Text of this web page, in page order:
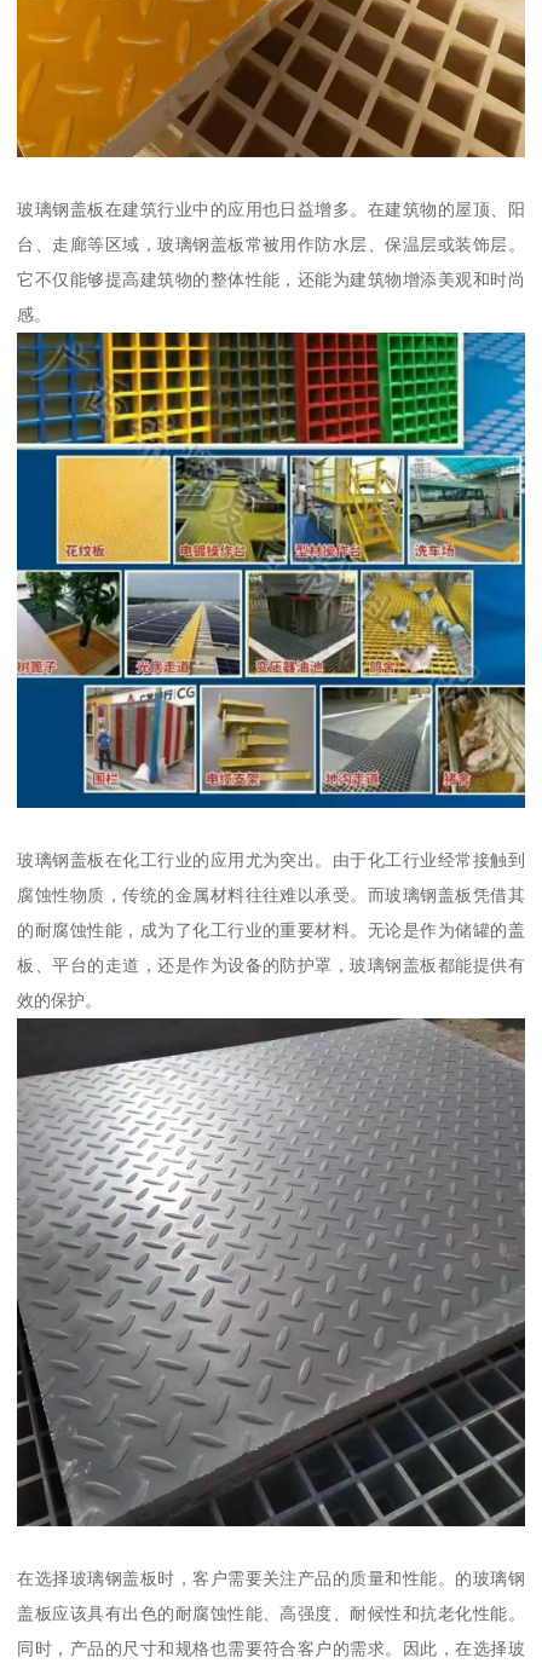
玻璃钢盖板在建筑行业中的应用也日益增多。在建筑物的屋顶、阳
台、走廊等区域，玻璃钢盖板常被用作防水层、保温层或装饰层。
它不仅能够提高建筑物的整体性能，还能为建筑物增添美观和时尚
感。
玻璃钢盖板在化工行业的应用尤为突出。由于化工行业经常接触到
腐蚀性物质，传统的金属材料往往难以承受。而玻璃钢盖板凭借其
的耐腐蚀性能，成为了化工行业的重要材料。无论是作为储罐的盖
板、平台的走道，还是作为设备的防护罩，玻璃钢盖板都能提供有
效的保护。
在选择玻璃钢盖板时，客户需要关注产品的质量和性能。的玻璃钢
盖板应该具有出色的耐腐蚀性能、高强度、耐候性和抗老化性能。
同时，产品的尺寸和规格也需要符合客户的需求。因此，在选择玻